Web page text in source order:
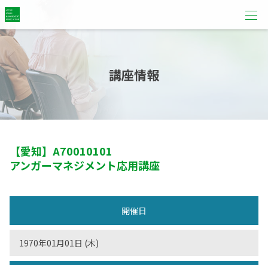
講座情報
【愛知】 A70010101
アンガーマネジメント応用講座
開催日
1970年01月01日 (木)